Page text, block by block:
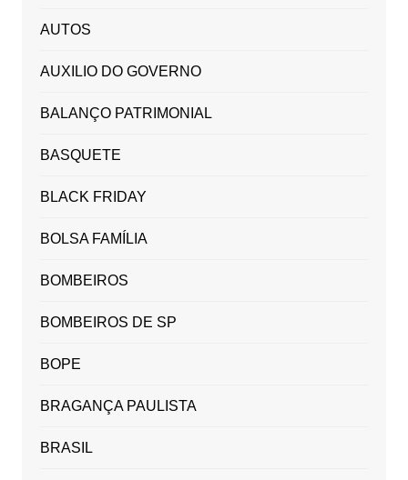
AUTOS
AUXILIO DO GOVERNO
BALANÇO PATRIMONIAL
BASQUETE
BLACK FRIDAY
BOLSA FAMÍLIA
BOMBEIROS
BOMBEIROS DE SP
BOPE
BRAGANÇA PAULISTA
BRASIL